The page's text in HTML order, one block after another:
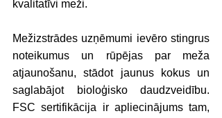
kvalitatīvi meži.
Mežizstrādes uzņēmumi ievēro stingrus
noteikumus un rūpējas par meža
atjaunošanu, stādot jaunus kokus un
saglabājot bioloģisko daudzveidību.
FSC sertifikācija ir apliecinājums tam,